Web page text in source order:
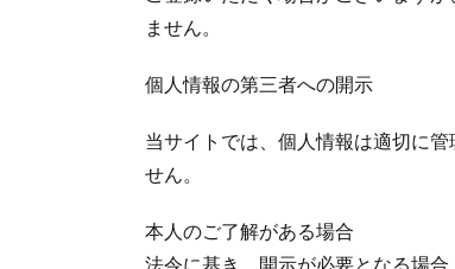
ません。
個人情報の第三者への開示
当サイトでは、個人情報は適切に
せん。
本人のご了解がある場合
法令に基き、開示が必要となる場合